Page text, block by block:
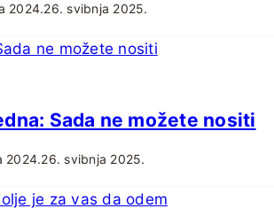
2024.26. svibnja 2025.
Sada ne možete nositi
2024.26. svibnja 2025.